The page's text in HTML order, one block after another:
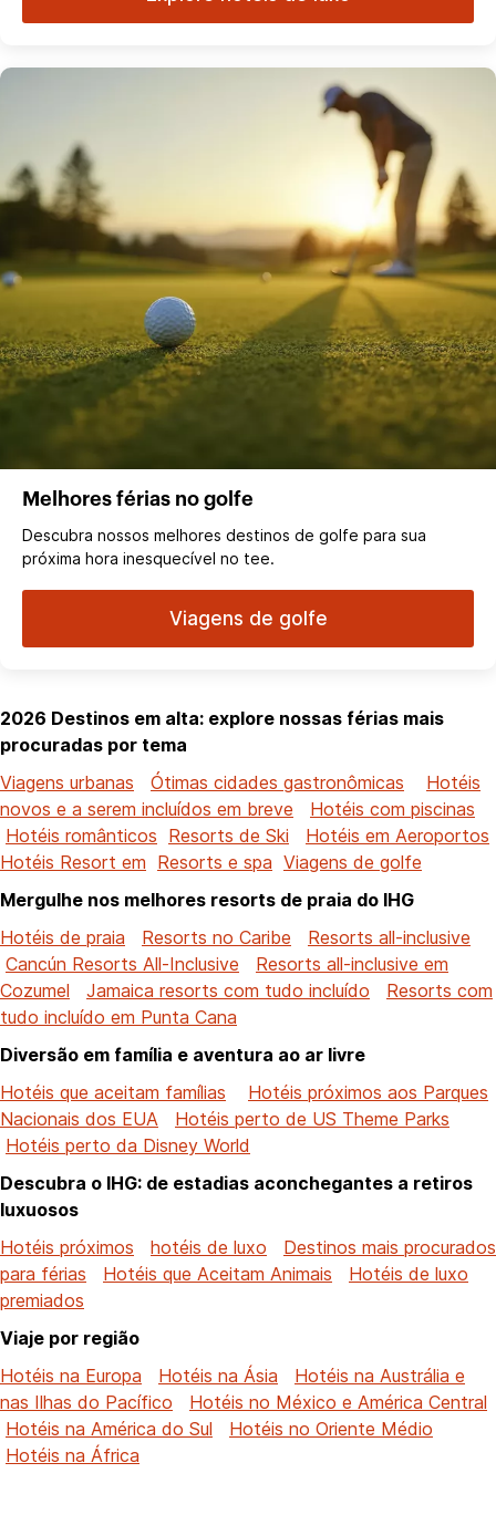
Melhores férias no golfe
Descubra nossos melhores destinos de golfe para sua
próxima hora inesquecível no tee.
Viagens de golfe
2026 Destinos em alta: explore nossas férias mais
procuradas por tema
Viagens urbanas
Ótimas cidades gastronômicas
Hotéis
novos e a serem incluídos em breve
Hotéis com piscinas
Hotéis românticos Resorts de Ski
Hotéis em Aeroportos
Hotéis Resort em Resorts e spa Viagens de golfe
Mergulhe nos melhores resorts de praia do IHG
Hotéis de praia
Resorts no Caribe
Resorts all-inclusive
Cancún Resorts All-Inclusive
Resorts all-inclusive em
Cozumel
Jamaica resorts com tudo incluído
Resorts com
tudo incluído em Punta Cana
Diversão em família e aventura ao ar livre
Hotéis que aceitam famílias
Hotéis próximos aos Parques
Nacionais dos EUA
Hotéis perto de US Theme Parks
Hotéis perto da Disney World
Descubra o IHG: de estadias aconchegantes a retiros
luxuosos
Hotéis próximos
hotéis de luxo
Destinos mais procurados
para férias
Hotéis que Aceitam Animais
Hotéis de luxo
premiados
Viaje por região
Hotéis na Europa
Hotéis na Ásia
Hotéis na Austrália e
nas Ilhas do Pacífico
Hotéis no México e América Central
Hotéis na América do Sul
Hotéis no Oriente Médio
Hotéis na África